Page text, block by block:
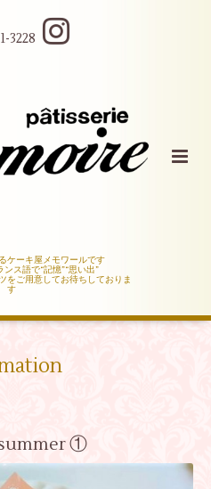
3228
ケーキ屋メモワールです
ス語で“記憶”“思い出”
をご用意してお待ちしておりま
す
①